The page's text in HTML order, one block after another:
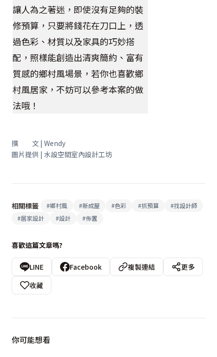
讓人為之著迷，即使沒有足夠的裝
修預算，只要將錢花在刀口上，透
過色彩、材質以及家具的巧妙搭
配，照樣能創造出清爽簡約、富有
質感的鄉村風場景，若你也喜歡鄉
村風居家，不妨可以參考本案的做
法哦！
撰 文 | Wendy
圖片提供 | 水設空間室內設計工坊
相關標籤 #鄉村風 #新成屋 #色彩 #抓預算 #找設計師
#居家設計 #設計 #佈置
喜歡這篇文章嗎?
LINE Facebook 複製連結
更多
收藏
你可能想看